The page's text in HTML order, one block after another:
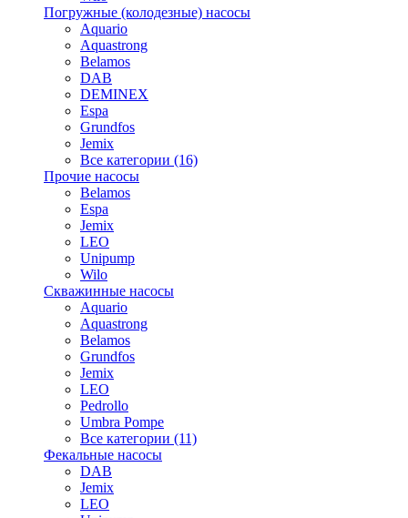
Погружные (колодезные) насосы
Aquario
Aquastrong
Belamos
DAB
DEMINEX
Espa
Grundfos
Jemix
Все категории (16)
Прочие насосы
Belamos
Espa
Jemix
LEO
Unipump
Wilo
Скважинные насосы
Aquario
Aquastrong
Belamos
Grundfos
Jemix
LEO
Pedrollo
Umbra Pompe
Все категории (11)
Фекальные насосы
DAB
Jemix
LEO